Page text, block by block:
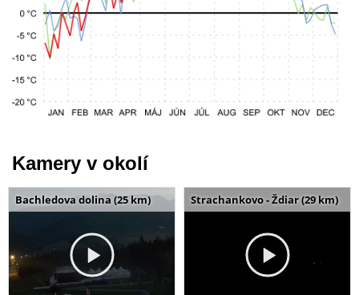
Kamery v okolí
Bachledova dolina (25 km) Strachankovo - Ždiar (29 km)